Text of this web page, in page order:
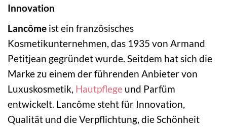
Innovation
Lancôme ist ein französisches
Kosmetikunternehmen, das 1935 von Armand
Petitjean gegründet wurde. Seitdem hat sich die
Marke zu einem der führenden Anbieter von
Luxuskosmetik, Hautpflege und Parfüm
entwickelt. Lancôme steht für Innovation,
Qualität und die Verpflichtung, die Schönheit